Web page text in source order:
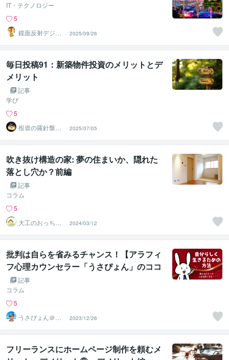
IT・テクノロジー
5
鏡面反射デジタ
ルアート製作所
（鈴木穣）
2025/09/26
毎日投稿91：新築物件投資のメリットとデ
メリット
記事
学び
5
投資の羅針盤＠F
IRE案内人
2025/07/05
吹き抜け構造の家: 夢の住まいか、隠れた
落とし穴か？前編
記事
コラム
5
大工のおっちゃ
ん工房一級建築
士
2024/03/12
批判は自らを省みるチャンス！【アラフィ
フ心理カウンセラー「うさぴょん」のココ
ナラ電話相談】
記事
コラム
5
うさぴょん＠癒
し系アラフィフ
心寄り添い人
2023/12/26
フリーランスにホームページ制作を頼むメ